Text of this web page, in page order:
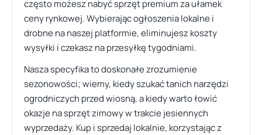
często możesz nabyć sprzęt premium za ułamek
ceny rynkowej. Wybierając ogłoszenia lokalne i
drobne na naszej platformie, eliminujesz koszty
wysyłki i czekasz na przesyłkę tygodniami.
Nasza specyfika to doskonałe zrozumienie
sezonowości; wiemy, kiedy szukać tanich narzędzi
ogrodniczych przed wiosną, a kiedy warto łowić
okazje na sprzęt zimowy w trakcie jesiennych
wyprzedaży. Kup i sprzedaj lokalnie, korzystając z